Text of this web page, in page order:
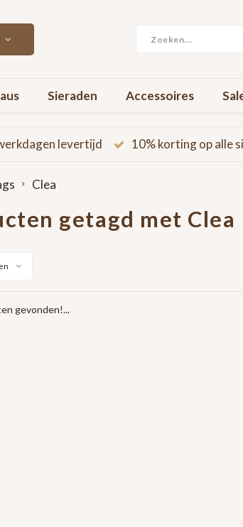
Sieraden Accessoires
levertijd 10% korting op alle
Clea
getagd met Clea
gevonden!...